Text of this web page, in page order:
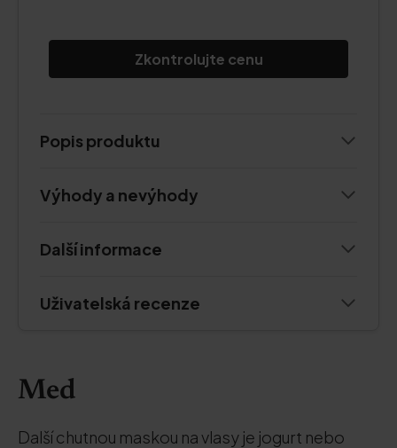
Zkontrolujte cenu
Popis produktu
Výhody a nevýhody
Další informace
Uživatelská recenze
Med
Další chutnou maskou na vlasy je jogurt nebo